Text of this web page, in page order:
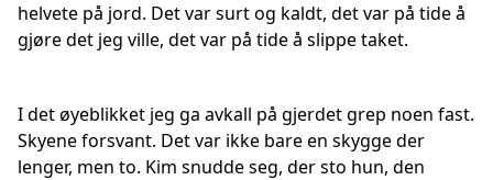
helvete på jord. Det var surt og kaldt, det var på tide å
gjøre det jeg ville, det var på tide å slippe taket.
I det øyeblikket jeg ga avkall på gjerdet grep noen fast.
Skyene forsvant. Det var ikke bare en skygge der
lenger, men to. Kim snudde seg, der sto hun, den